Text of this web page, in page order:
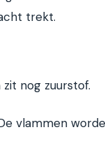
trekt.
nog zuurstof.
vlammen